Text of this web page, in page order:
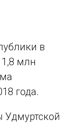
в
млн
года.
Удмуртской